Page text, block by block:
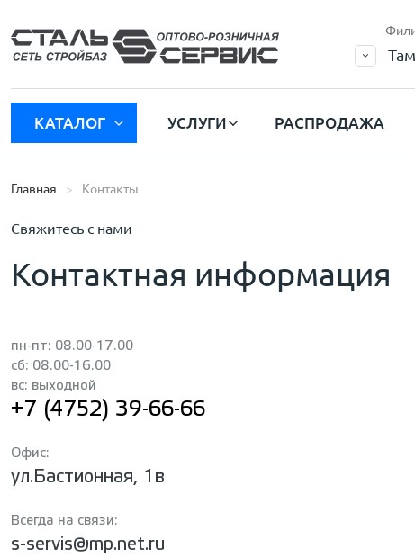
КАТАЛОГ УСЛУГИ РАСПРОДАЖА
Главная Контакты
Свяжитесь с нами
Контактная информация
пн-пт: 08.00-17.00
сб: 08.00-16.00
вс: выходной
+7 (4752) 39-66-66
Офис:
ул.Бастионная, 1в
Всегда на связи:
s-servis@mp.net.ru